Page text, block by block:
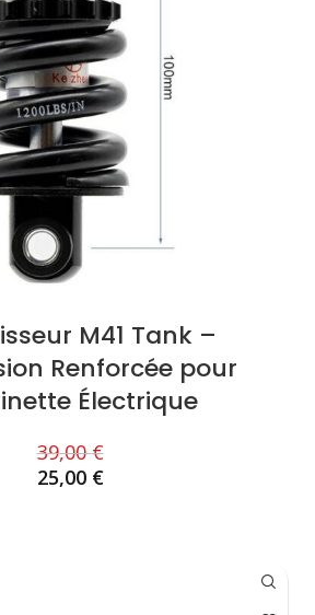
M41 Tank –
Renforcée pour
Électrique
39,00€
25,00 €